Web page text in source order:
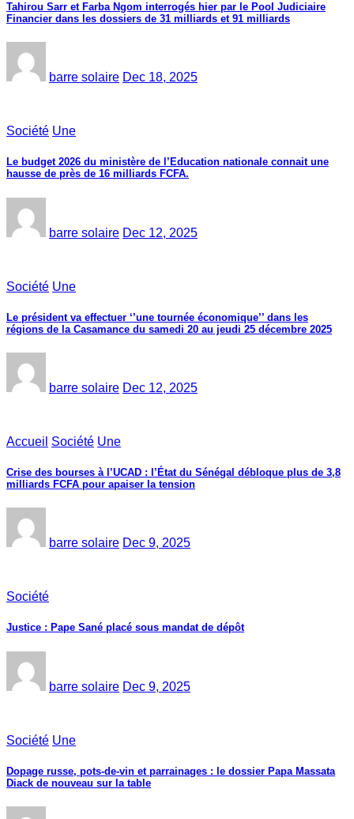
Tahirou Sarr et Farba Ngom interrogés hier par le Pool Judiciaire
Financier dans les dossiers de 31 milliards et 91 milliards
barre solaire Dec 18, 2025
Société Une
Le budget 2026 du ministère de l’Education nationale connait une
hausse de près de 16 milliards FCFA.
barre solaire Dec 12, 2025
Société Une
Le président va effectuer ‘’une tournée économique’’ dans les
régions de la Casamance du samedi 20 au jeudi 25 décembre 2025
barre solaire Dec 12, 2025
Accueil Société Une
Crise des bourses à l’UCAD : l’État du Sénégal débloque plus de 3,8
milliards FCFA pour apaiser la tension
barre solaire Dec 9, 2025
Société
Justice : Pape Sané placé sous mandat de dépôt
barre solaire Dec 9, 2025
Société Une
Dopage russe, pots-de-vin et parrainages : le dossier Papa Massata
Diack de nouveau sur la table